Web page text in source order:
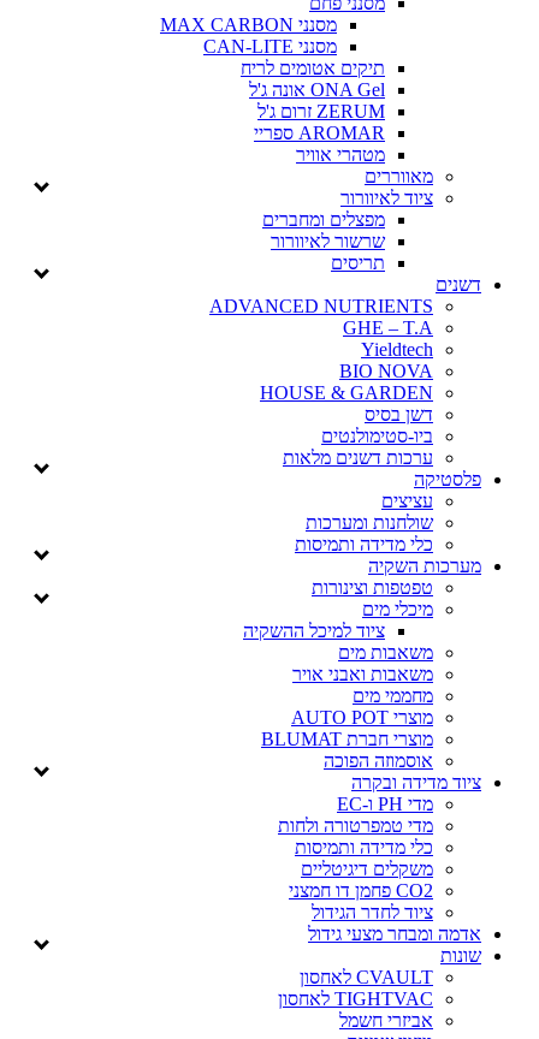
מסנני MAX CARBON
מסנני CAN-LITE
תיקים אטומים לריח
ONA Gel אונה ג'ל
ZERUM זרום ג'ל
AROMAR ספריי
מטהרי אוויר
מאווררים
ציוד לאיוורור
מפצלים ומחברים
שרשור לאיוורור
תריסים
דשנים
ADVANCED NUTRIENTS
GHE – T.A
Yieldtech
BIO NOVA
HOUSE & GARDEN
דשן בסיס
ביו-סטימולנטים
ערכות דשנים מלאות
פלסטיקה
עציצים
שולחנות ומערכות
כלי מדידה ותמיסות
מערכות השקיה
טפטפות וצינורות
מיכלי מים
ציוד למיכל ההשקיה
משאבות מים
משאבות ואבני אויר
מחממי מים
מוצרי AUTO POT
מוצרי חברת BLUMAT
אוסמוזה הפוכה
ציוד מדידה ובקרה
מדי PH ו-EC
מדי טמפרטורה ולחות
כלי מדידה ותמיסות
משקלים דיגיטליים
CO2 פחמן דו חמצני
ציוד לחדר הגידול
אדמה ומבחר מצעי גידול
שונות
CVAULT לאחסון
TIGHTVAC לאחסון
אביזרי חשמל